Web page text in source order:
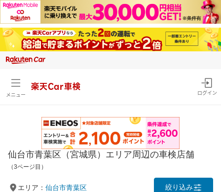
メニュー
楽天Car車検
ログイン
仙台市青葉区（宮城県）エリア周辺の車検店舗
（3ページ目）
エリア： 仙台市青葉区 絞り込み